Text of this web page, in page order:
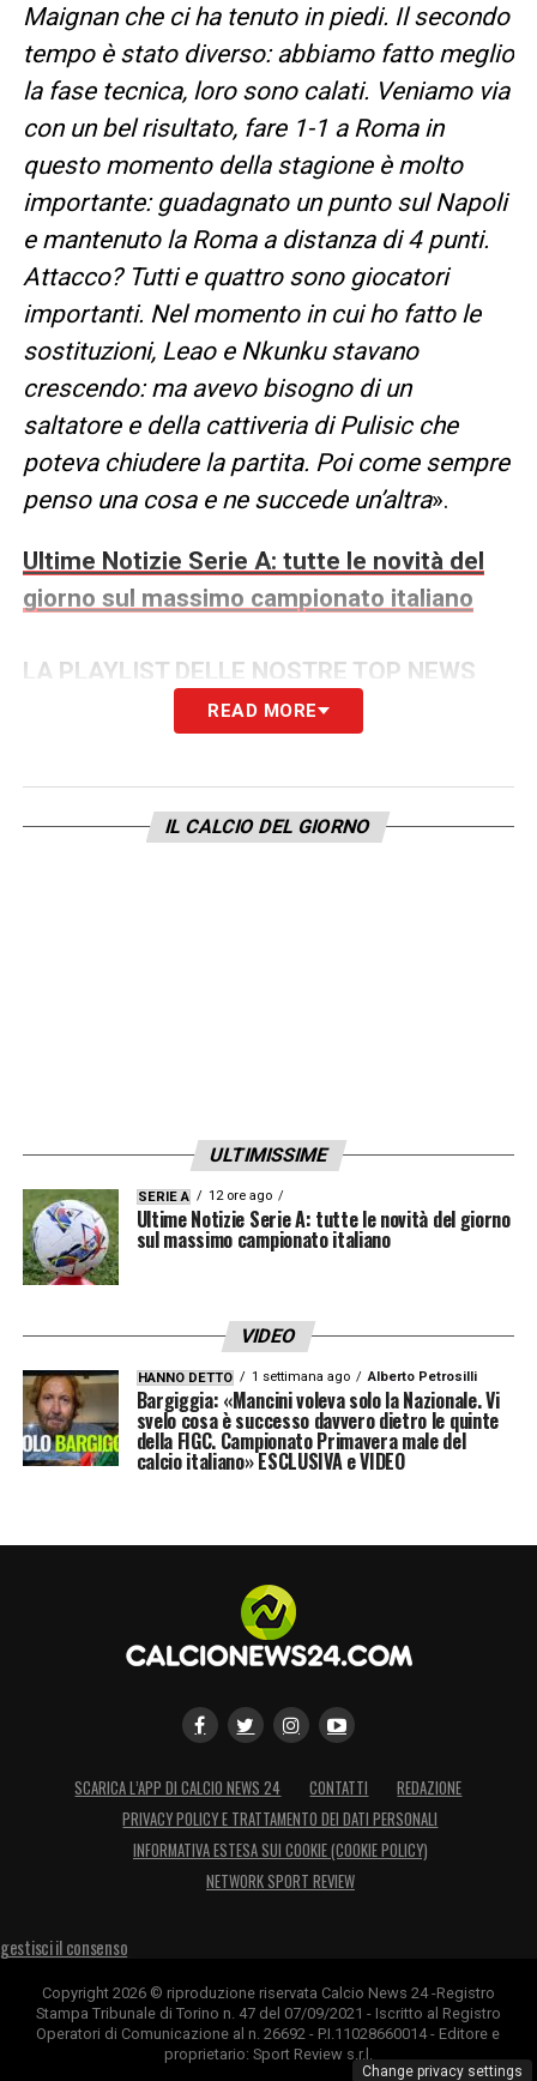
Maignan che ci ha tenuto in piedi. Il secondo
tempo è stato diverso: abbiamo fatto meglio
la fase tecnica, loro sono calati. Veniamo via
con un bel risultato, fare 1-1 a Roma in
questo momento della stagione è molto
importante: guadagnato un punto sul Napoli
e mantenuto la Roma a distanza di 4 punti.
Attacco? Tutti e quattro sono giocatori
importanti. Nel momento in cui ho fatto le
sostituzioni, Leao e Nkunku stavano
crescendo: ma avevo bisogno di un
saltatore e della cattiveria di Pulisic che
poteva chiudere la partita. Poi come sempre
penso una cosa e ne succede un’altra».
Ultime Notizie Serie A: tutte le novità del
giorno sul massimo campionato italiano
LA PLAYLIST DELLE NOSTRE TOP NEWS
READ MORE
IL CALCIO DEL GIORNO
ULTIMISSIME
SERIE A 12 ore ago
Ultime Notizie Serie A: tutte le novità del giorno
sul massimo campionato italiano
VIDEO
HANNO DETTO 1 settimana ago Alberto Petrosilli
Bargiggia: «Mancini voleva solo la Nazionale. Vi
svelo cosa è successo davvero dietro le quinte
della FIGC. Campionato Primavera male del
calcio italiano» ESCLUSIVA e VIDEO
SCARICA L’APP DI CALCIO NEWS 24 CONTATTI
REDAZIONE
PRIVACY POLICY E TRATTAMENTO DEI DATI PERSONALI
INFORMATIVA ESTESA SUI COOKIE (COOKIE POLICY)
NETWORK SPORT REVIEW
gestisci il consenso
Copyright 2026 © riproduzione riservata Calcio News 24 -Registro
Stampa Tribunale di Torino n. 47 del 07/09/2021 - Iscritto al Registro
Operatori di Comunicazione al n. 26692 - P.I.11028660014 - Editore e
proprietario: Sport Review s.r.l.
Change privacy settings